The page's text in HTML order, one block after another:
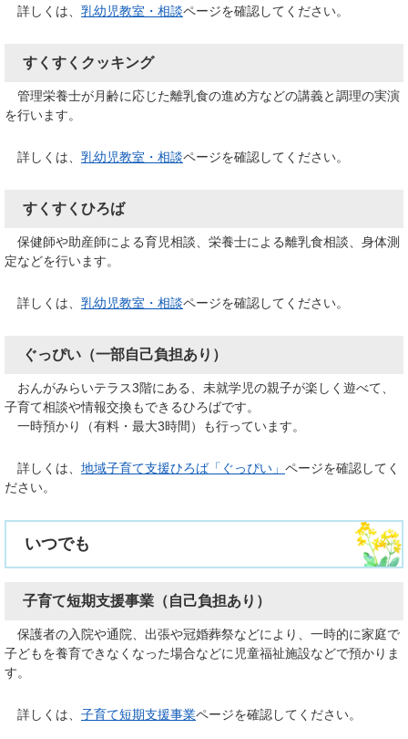
詳しくは、 乳幼児教室・相談ページを確認してください。
すくすくクッキング
管理栄養士が月齢に応じた離乳食の進め方などの講義と調理の実演
を行います。
詳しくは、 乳幼児教室・相談ページを確認してください。
すくすくひろば
保健師や助産師による育児相談、栄養士による離乳食相談、身体測
定などを行います。
詳しくは、 乳幼児教室・相談ページを確認してください。
ぐっぴい（一部自己負担あり）
おんがみらいテラス3階にある、未就学児の親子が楽しく遊べて、
子育て相談や情報交換もできるひろばです。
一時預かり（有料・最大3時間）も行っています。
詳しくは、 地域子育て支援ひろば「ぐっぴい」 ​​​​​​ページを確認してく
ださい。
いつでも
子育て短期支援事業（自己負担あり）
保護者の入院や通院、出張や冠婚葬祭などにより、一時的に家庭で
子どもを養育できなくなった場合などに児童福祉施設などで預かりま
す。
詳しくは、 子育て短期支援事業​​​​​​​ページを確認してください。